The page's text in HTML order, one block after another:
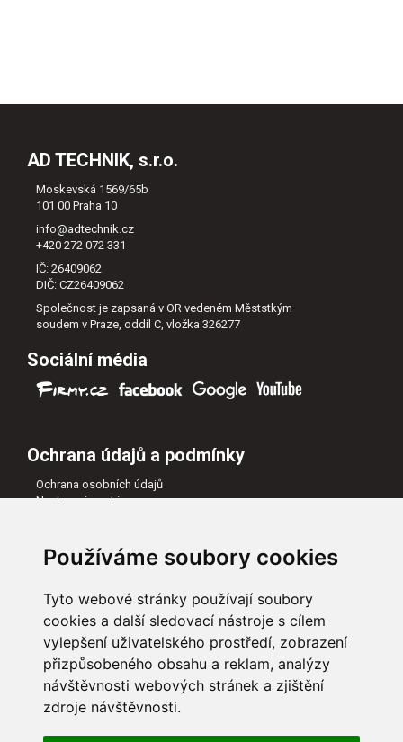
Používáme soubory cookies
Tyto webové stránky používají soubory
cookies a další sledovací nástroje s cílem
vylepšení uživatelského prostředí, zobrazení
přizpůsobeného obsahu a reklam, analýzy
návštěvnosti webových stránek a zjištění
zdroje návštěvnosti.
AD TECHNIK, s.r.o.
Moskevská 1569/65b
101 00 Praha 10
info@adtechnik.cz
+420 272 072 331
IČ: 26409062
DIČ: CZ26409062
Společnost je zapsaná v OR vedeném Měststkým
soudem v Praze, oddíl C, vložka 326277
Sociální média
Ochrana údajů a podmínky
Ochrana osobních údajů
Nastavení cookies
Naši partneři